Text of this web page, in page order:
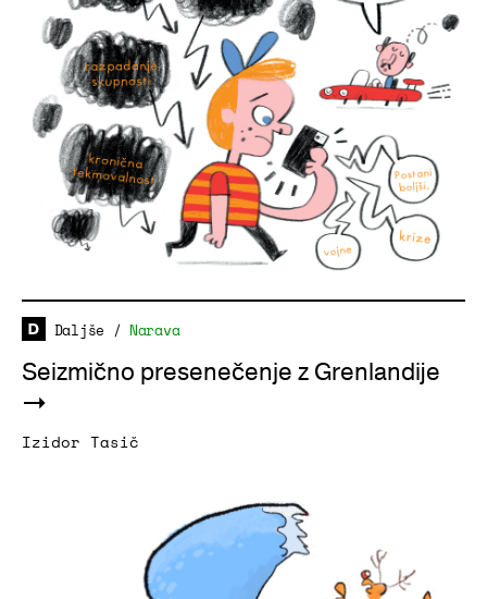
Daljše / Narava
Seizmično presenečenje z Grenlandije
Izidor Tasič